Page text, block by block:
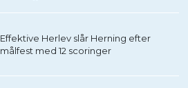
Effektive Herlev slår Herning efter
målfest med 12 scoringer